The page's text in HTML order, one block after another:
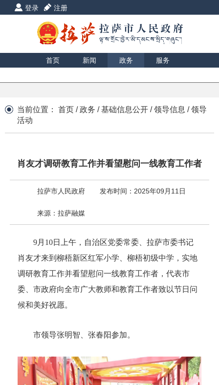
登录 注册
首页 新闻 政务
服务
当前位置： 首页 /政务 /基础信息公开 /领导信息 /领导
活动
肖友才调研教育工作并看望慰问一线教育工作者
拉萨市人民政府 发布时间：2025年09月11日
来源：拉萨融媒
9月10日上午，自治区党委常委、拉萨市委书记
肖友才来到柳梧新区红军小学、柳梧初级中学，实地
调研教育工作并看望慰问一线教育工作者，代表市
委、市政府向全市广大教师和教育工作者致以节日问
候和美好祝愿。
市领导张明智、张春阳参加。